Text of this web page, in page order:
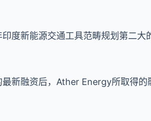
度新能源交通工具范畴规划第二大
新融资后，Ather Energy所取得的